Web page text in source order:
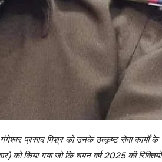
प्रसाद मिश्र को उनके उत्कृष्ट सेवा कार्यों के
को किया गया जो कि चयन वर्ष 2025 की रिक्तियों